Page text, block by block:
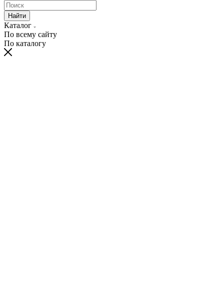
Найти
Каталог
По всему сайту
По каталогу